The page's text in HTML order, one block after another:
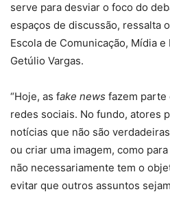
serve para desviar o foco do
espaços de discussão, ressalta
Escola de Comunicação, Mídia
Getúlio Vargas.
“Hoje, as fake news fazem
redes sociais. No fundo, atores
notícias que não são
ou criar uma imagem, como
não necessariamente tem o
evitar que outros assuntos